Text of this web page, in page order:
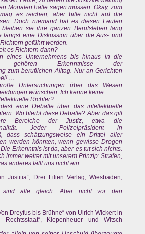
Monaten hätte sagen müssen: Okay, zum
mag es reichen, aber bitte nicht auf die
Doch niemand hat es diesen Leuten
sie ihre ganzen Berufsleben lang
längst eine Diskussion über die Aus- und
geführt werden.
es Richtern dann?
eines Unternehmens bis hinaus in die
gehören Erkenntnisse der
zum beruflichen Alltag. Nur an Gerichten
…
Untersuchungen über das Wesen
wünschen. Ich kenne keine.
Richter?
eine Debatte über das intellektuelle
Wo bleibt diese Debatte? Aber das gilt
Bereiche der Justiz, etwa die
Jeder Polizeipräsident in
dass schätzungsweise ein Drittel aller
werden könnten, wenn gewisse Drogen
Erkenntnis ist da, aber es tut sich nichts.
immer weiter mit unserem Prinzip: Strafen,
anderes fällt uns nicht ein.
Justitia“, Drei Lilien Verlag, Wiesbaden,
sind alle gleich. Aber nicht vor den
Dreyfus bis Brühne“ von Ulrich Wickert in
Rechtsstaat“, Kiepenheuer und Witsch